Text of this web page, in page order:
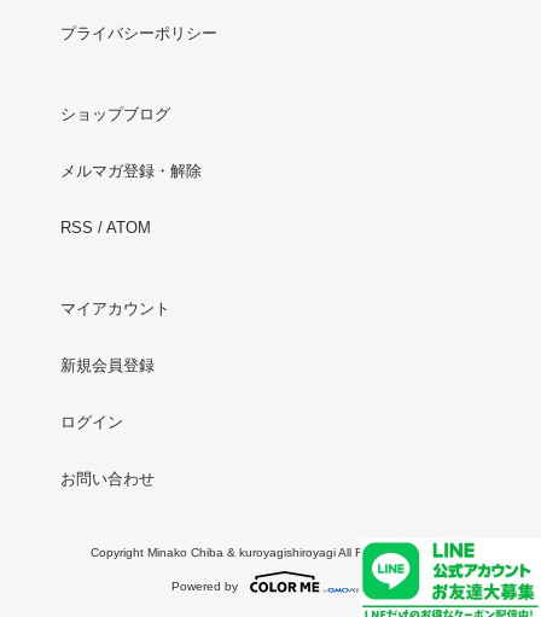
プライバシーポリシー
ショップブログ
メルマガ登録・解除
RSS / ATOM
マイアカウント
新規会員登録
ログイン
お問い合わせ
Copyright Minako Chiba & kuroyagishiroyagi All Rights Reserved.
Powered by